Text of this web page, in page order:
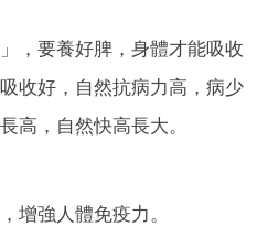
，要養好脾，身體才能吸收
收好，自然抗病力高，病少
高，自然快高長大。
增強人體免疫力。